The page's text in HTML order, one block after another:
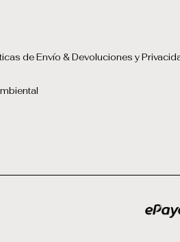
de Envío & Devoluciones y